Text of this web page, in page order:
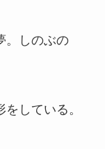
。しのぶの
している。